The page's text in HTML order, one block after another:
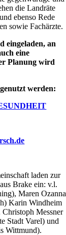
die Landräte
ebenso Rede
sowie Fachärzte.
eingeladen, an
eine
Planung wird
werden:
laden zur
Brake ein: v.l.
Maren Ozanna
Karin Windheim
Messner
Stadt Varel) und
Wittmund).